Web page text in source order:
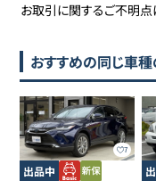
お取引に関するご不明点
おすすめの同じ車
7
出品中